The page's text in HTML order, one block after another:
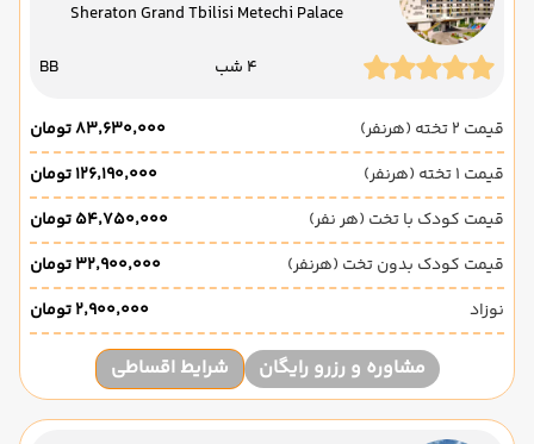
Sheraton Grand Tbilisi Metechi Palace
4 شب BB
قیمت 2 تخته (هرنفر)
۸۳٬۶۳۰٬۰۰۰ تومان
قیمت 1 تخته (هرنفر)
۱۲۶٬۱۹۰٬۰۰۰ تومان
قیمت کودک با تخت (هر نفر)
۵۴٬۷۵۰٬۰۰۰ تومان
قیمت کودک بدون تخت (هرنفر)
۳۲٬۹۰۰٬۰۰۰ تومان
نوزاد
۲٬۹۰۰٬۰۰۰ تومان
مشاوره و رزرو رایگان شرایط اقساطی